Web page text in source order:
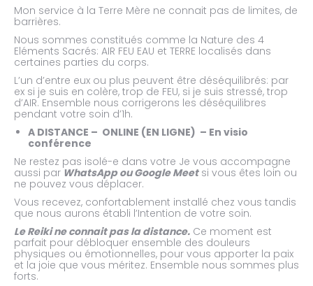
Mon service à la Terre Mère ne connait pas de limites, de
barrières.
Nous sommes constitués comme la Nature des 4
Eléments Sacrés: AIR FEU EAU et TERRE localisés dans
certaines parties du corps.
L’un d’entre eux ou plus peuvent être déséquilibrés: par
ex si je suis en colère, trop de FEU, si je suis stressé, trop
d’AIR. Ensemble nous corrigerons les déséquilibres
pendant votre soin d’1h.
A DISTANCE – ONLINE (EN LIGNE) – En visio
conférence
Ne restez pas isolé-e dans votre Je vous accompagne
aussi parWhatsApp ou Google Meetsi vous êtes loin ou
ne pouvez vous déplacer.
Vous recevez, confortablement installé chez vous tandis
que nous aurons établi l’Intention de votre soin.
Le Reiki ne connait pas la distance. Ce moment est
parfait pour débloquer ensemble des douleurs
physiques ou émotionnelles, pour vous apporter la paix
et la joie que vous méritez. Ensemble nous sommes plus
forts.